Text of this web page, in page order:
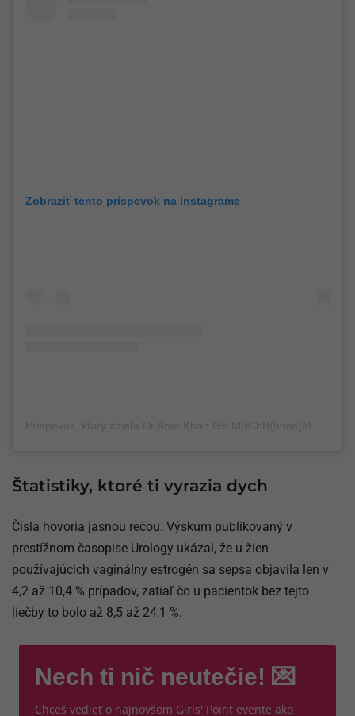
Zobraziť tento príspevok na Instagrame
Štatistiky, ktoré ti vyrazia dych
Čísla hovoria jasnou rečou. Výskum publikovaný v
prestížnom časopise Urology ukázal, že u žien
používajúcich vaginálny estrogén sa sepsa objavila len v
4,2 až 10,4 % prípadov, zatiaľ čo u pacientok bez tejto
liečby to bolo až 8,5 až 24,1 %.
Nech ti nič neutečie! 💌
Chceš vedieť o najnovšom Girls' Point evente ako